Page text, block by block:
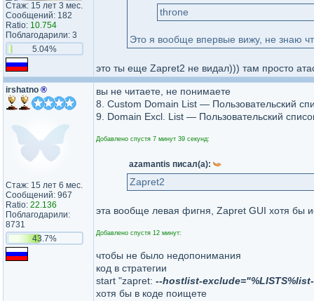
Стаж: 15 лет 3 мес.
Сообщений: 182
Ratio: 10.754
Поблагодарили: 3
5.04%
throne
Это я вообще впервые вижу, не знаю
это ты еще Zapret2 не видал))) там просто
irshatno ®
Стаж: 15 лет 6 мес.
Сообщений: 967
Ratio: 22.136
Поблагодарили:
8731
43.7%
вы не читаете, не понимаете
8. Custom Domain List — Пользовательский
9. Domain Excl. List — Пользовательский
Добавлено спустя 7 минут 39 секунд:
azamantis писал(а):
Zapret2
эта вообще левая фигня, Zapret GUI хотя бы
Добавлено спустя 12 минут:
чтобы не было недопонимания
код в стратегии
start "zapret: --hostlist-
хотя бы в коде поищете